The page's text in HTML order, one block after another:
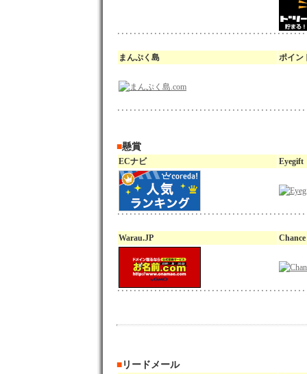
まんぷく島 ポイン
■懸賞
ECナビ Eyegift
Warau.JP
■リードメール